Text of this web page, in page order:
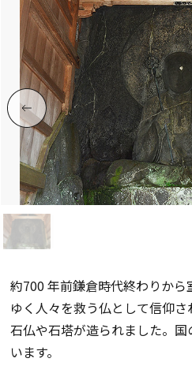
約700 年前鎌倉時代終わりか
ゆく人々を救う仏として信仰
石仏や石塔が造られました。
います。